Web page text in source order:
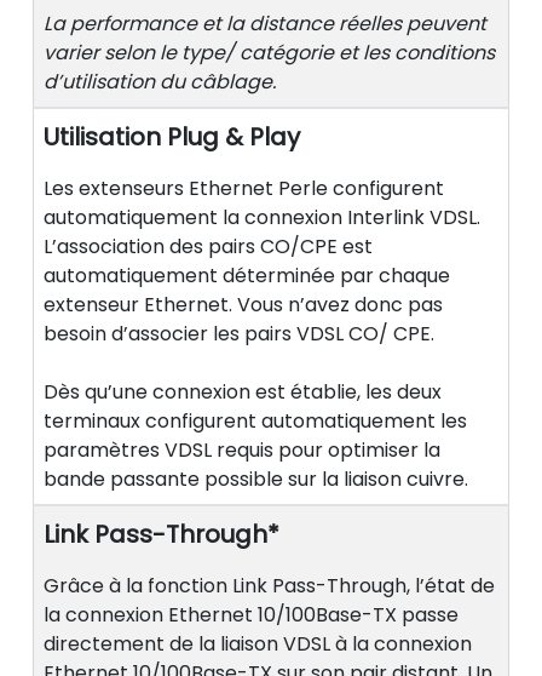
La performance et la distance réelles peuvent
varier selon le type/ catégorie et les conditions
d’utilisation du câblage.
Utilisation Plug & Play
Les extenseurs Ethernet Perle configurent
automatiquement la connexion Interlink VDSL.
L’association des pairs CO/CPE est
automatiquement déterminée par chaque
extenseur Ethernet. Vous n’avez donc pas
besoin d’associer les pairs VDSL CO/ CPE.
Dès qu’une connexion est établie, les deux
terminaux configurent automatiquement les
paramètres VDSL requis pour optimiser la
bande passante possible sur la liaison cuivre.
Link Pass-Through*
Grâce à la fonction Link Pass-Through, l’état de
la connexion Ethernet 10/100Base-TX passe
directement de la liaison VDSL à la connexion